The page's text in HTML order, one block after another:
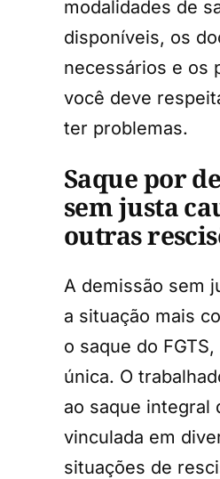
modalidades de
disponíveis, os
necessários e os
você deve
ter problemas.
Saque por
sem justa
outras
A demissão sem
a situação mais
o saque do
única. O
ao saque integral
vinculada em
situações de